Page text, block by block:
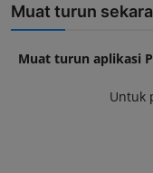
Muat turun
Muat turun aplikasi
Untuk